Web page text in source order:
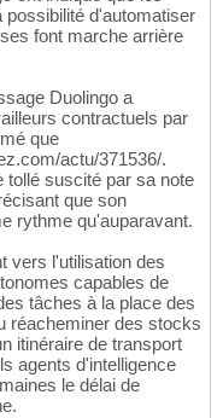
possibilité d'automatiser
font marche arrière
Duolingo a
contractuels par
que
actu/371536/.
tollé suscité par sa note
que son
rythme qu'auparavant.
vers l'utilisation des
capables de
tâches à la place des
réacheminer des stocks
itinéraire de transport
agents d'intelligence
le délai de